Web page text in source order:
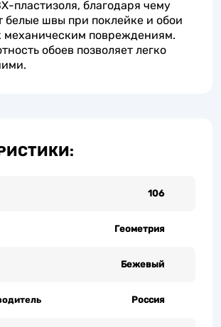
пластизоля, благодаря чему
белые швы при поклейке и обои
механическим повреждениям.
обоев позволяет легко
106
Геометрия
Бежевый
Россия